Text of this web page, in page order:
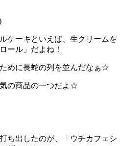
ケーキといえば、生クリームを
ール」だよね！
めに長蛇の列を並んだなぁ☆
の商品の一つだよ☆
ち出したのが、「ウチカフェシ